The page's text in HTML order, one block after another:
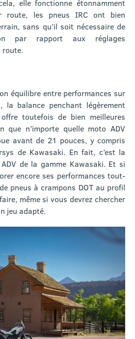
elle fonctionne étonnamment
route, les pneus IRC ont bien
sans qu’il soit nécessaire de
par rapport aux réglages
route.
équilibre entre performances sur
balance penchant légèrement
toutefois de bien meilleures
que n’importe quelle moto ADV
avant de 21 pouces, y compris
de Kawasaki. En fait, c’est la
de la gamme Kawasaki. Et si
encore ses performances tout-
pneus à crampons DOT au profil
même si vous devrez chercher
jeu adapté.